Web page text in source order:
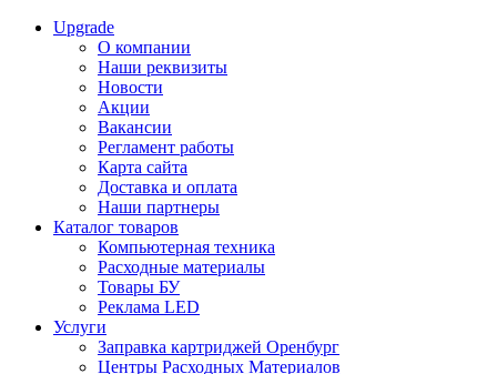
Upgrade
О компании
Наши реквизиты
Новости
Акции
Вакансии
Регламент работы
Карта сайта
Доставка и оплата
Наши партнеры
Каталог товаров
Компьютерная техника
Расходные материалы
Товары БУ
Реклама LED
Услуги
Заправка картриджей Оренбург
Центры Расходных Материалов